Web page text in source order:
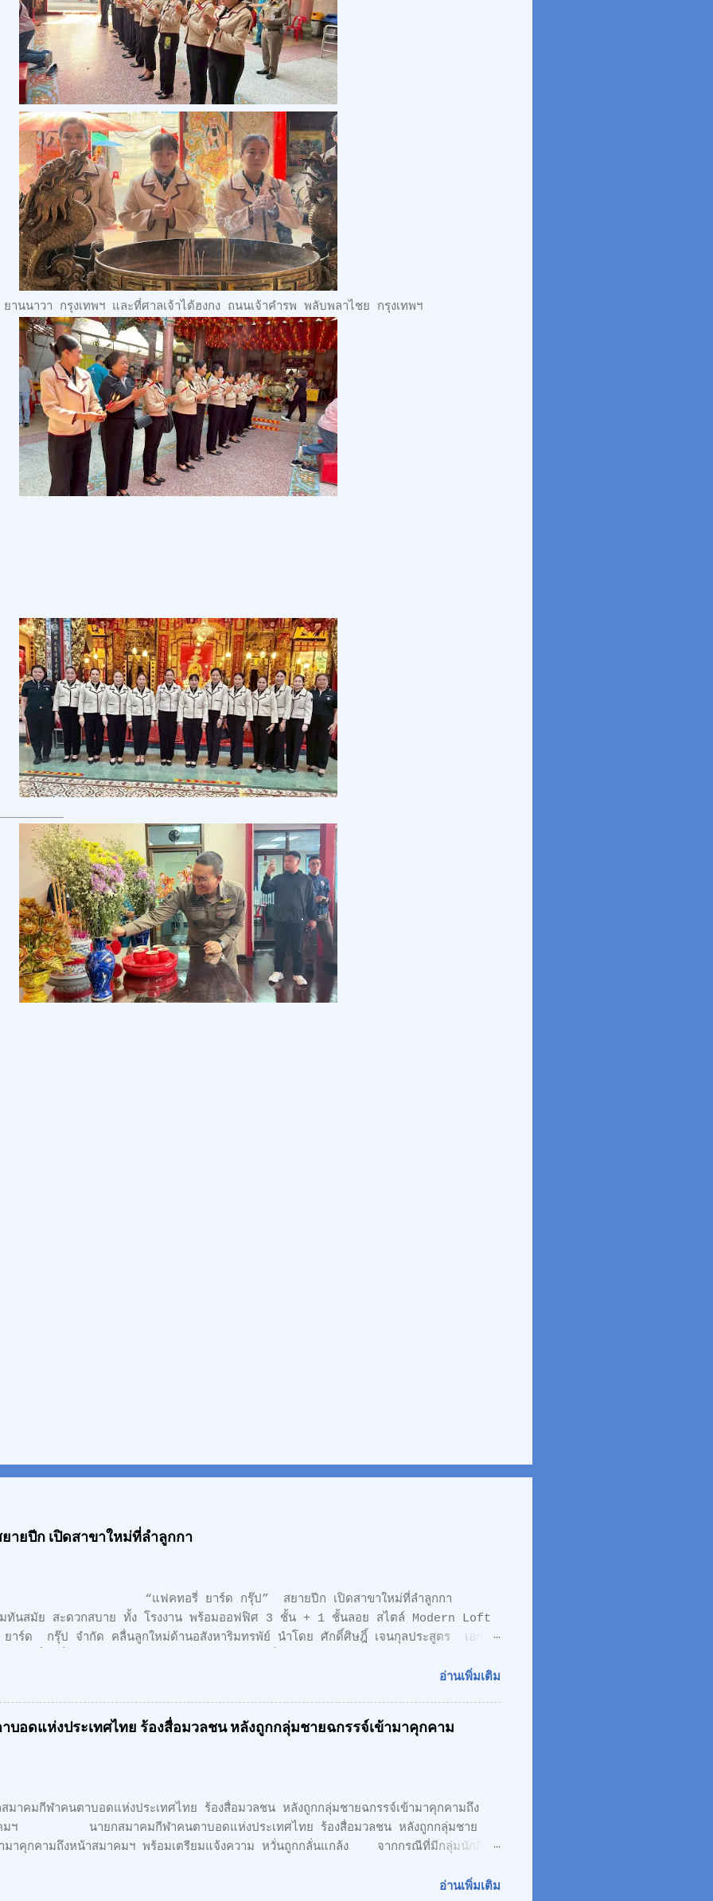
านนาวา กรุงเทพฯ และที่ศาลเจ้าไต้ฮงกง ถนนเจ้าคำรพ พลับพลาไชย กรุงเทพฯ
ายปีก เปิดสาขาใหม่ที่ลำลูกกา
ทอรี่ ยาร์ด กรุ๊ป” สยายปีก เปิดสาขาใหม่ที่ลำลูกกา
มทันสมัย สะดวกสบาย ทั้ง โรงงาน พร้อมออฟฟิศ 3 ชั้น + 1 ชั้นลอย สไตล์ Modern Loft
าร์ด กรุ๊ป จำกัด คลื่นลูกใหม่ด้านอสังหาริมทรพัย์ นำโดย ศักดิ์ศิษฎิ์ เจนกุลประสูตร เอกชัย
วกสบาย ทั้ง โรงงาน พร้อมออฟฟิศ 3 ชั้น + 1 ชั้นลอย สไตล์ Modern Loft โดยตั้งอยู่บน
is the Ultimate Sophistication" - Leonardo Da Vinci " เพราะเราเชื่อ
รียบง่าย คือ สูงสุดแห่งสุนทรียภาพ เราเลือกที่จะออกแบบในแนว Modern Loft Design วัสดุ
ลือกอย่างตั้งใจ เพื่อความลงตัว และมีระดับ " สำหรับโครงการนี้ ตั้งอยู่บน ถนนเลียบทางด่วน
อบนอก (ลำลูกกา) สุดยอดทำเลแห่งอนา...
อ่านเพิ่มเติม
อดแห่งประเทศไทย ร้องสื่อมวลชน หลังถูกกลุ่มชายฉกรรจ์เข้ามาคุกคาม
คมกีฬาคนตาบอดแห่งประเทศไทย ร้องสื่อมวลชน หลังถูกกลุ่มชายฉกรรจ์เข้ามาคุกคามถึง
มฯ นายกสมาคมกีฬาคนตาบอดแห่งประเทศไทย ร้องสื่อมวลชน หลังถูกกลุ่มชาย
ามาคุกคามถึงหน้าสมาคมฯ พร้อมเตรียมแจ้งความ หวั่นถูกกลั่นแกล้ง จากกรณีที่มีกลุ่มนักกีฬา
การฮุบโควตาสลากกินแบ่งรัฐบาล จำนวน 2,647 เล่ม ของนักกีฬาคนตาบอด ซึ่งเกิดความเข้าใจ
อ่านเพิ่มเติม